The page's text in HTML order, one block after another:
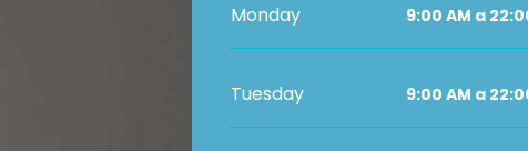
Monday 9:00 AM a
Tuesday 9:00 AM a